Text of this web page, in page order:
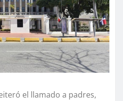
el llamado a padres,